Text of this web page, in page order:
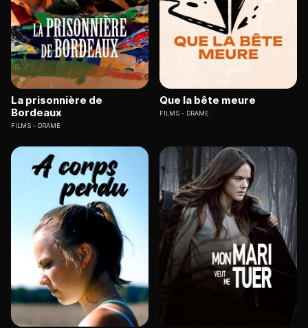
La prisonnière de
Bordeaux
FILMS DRAME
Que la bête meure
FILMS DRAME